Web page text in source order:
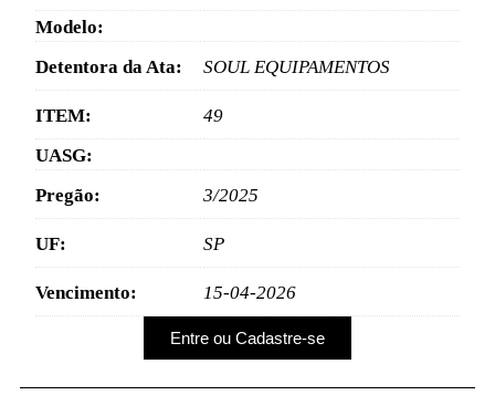
Modelo:
Detentora da Ata:
SOUL EQUIPAMENTOS
ITEM:
49
UASG:
Pregão:
3/2025
UF: SP
Vencimento: 15-04-2026
Entre ou Cadastre-se